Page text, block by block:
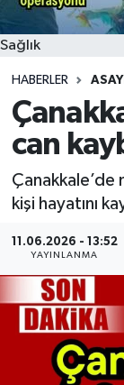
Sağlık
HABERLER
can
Çanakkale’de
kişi hayatını
11.06.2026 - 13:52
YAYINLANMA